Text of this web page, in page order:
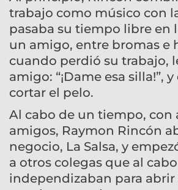
trabajo como músico con
pasaba su tiempo libre en
un amigo, entre bromas e
cuando perdió su trabajo,
amigo: “¡Dame esa silla!”,
cortar el pelo.
Al cabo de un tiempo, con
amigos, Raymon Rincón
negocio, La Salsa, y
a otros colegas que al
independizaban para